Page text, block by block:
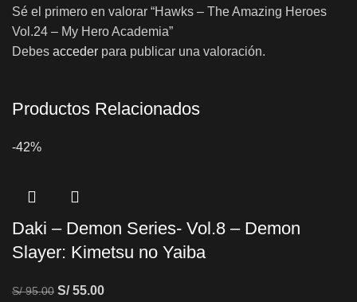
Sé el primero en valorar “Hawks – The Amazing Heroes
Vol.24 – My Hero Academia”
Debes acceder para publicar una valoración.
Productos Relacionados
-42%
Daki – Demon Series- Vol.8 – Demon
Slayer: Kimetsu no Yaiba
S/95.00 S/55.00